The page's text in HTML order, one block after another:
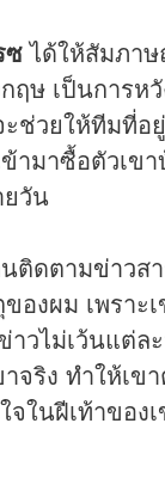
ซได้ให้สัมภา
ฤษ เป็นการหวั
ช่วยให้ทีมที่อ
ามาซื้อตัวเข
วัน
ติดตามข่าวส
องผม เพราะ
วไม่เว้นแต่ล
จริง ทำให้เข
ในฝีเท้าของ